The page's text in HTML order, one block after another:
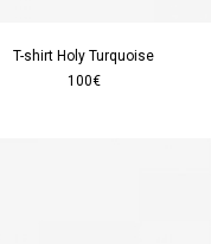
T-shirt Holy Turquoise
100€